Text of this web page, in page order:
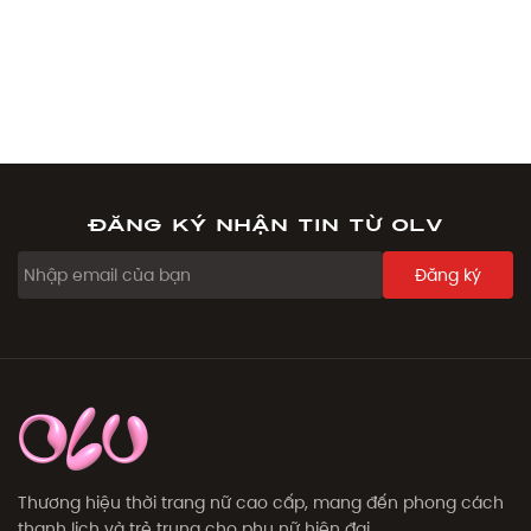
Đăng ký nhận tin từ OLV
Đăng ký
Thương hiệu thời trang nữ cao cấp, mang đến phong cách